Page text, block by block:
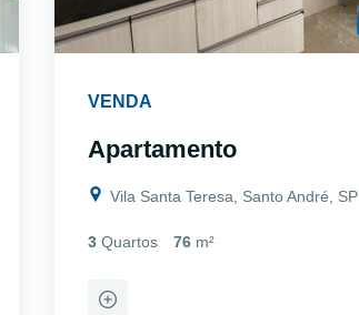
VENDA
Apartamento
Vila Santa Teresa, Santo André, SP
3 Quartos 76 m²